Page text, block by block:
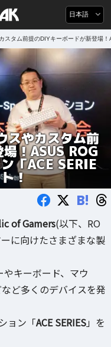
日本語
スタム前提のDIYキーボードが新登場
スやカスタム前
！ASUS ROG
「ACE SERIE
！
B!
of Gamers(以下、RO
に向けたさまざまな製
キーボード、マウ
ど多くのデバイスを発
ョン「ACE SERIES」を